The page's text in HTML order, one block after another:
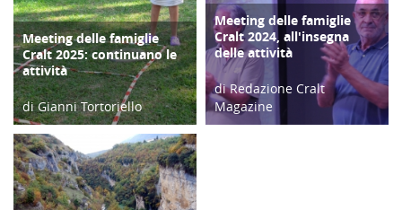
COPERTINA
Meeting delle famiglie
Cralt 2025: continuano le
attività
di Gianni Tortoriello
03/09/25
COPERTINA
Meeting delle famiglie
Cralt 2024, all'insegna
delle attività
di Redazione Cralt
Magazine